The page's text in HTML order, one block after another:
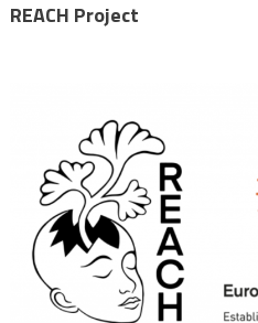
REACH Project